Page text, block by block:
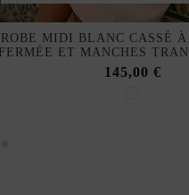
ROBE MIDI BLANC CASSÉ À
FERMÉE ET MANCHES
145,00 €